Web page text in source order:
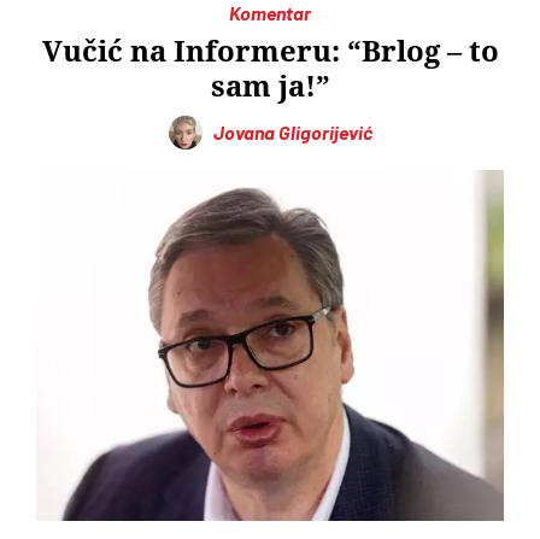
Komentar
Vučić na Informeru: “Brlog – to
sam ja!”
Jovana Gligorijević